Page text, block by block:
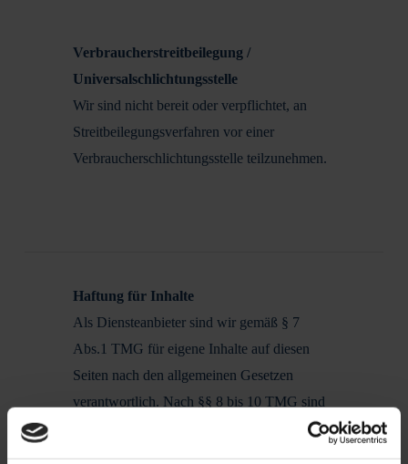
Verbraucherstreitbeilegung /
Universalschlichtungsstelle
Wir sind nicht bereit oder verpflichtet, an
Streitbeilegungsverfahren vor einer
Verbraucherschlichtungsstelle teilzunehmen.
Haftung für Inhalte
Als Diensteanbieter sind wir gemäß § 7
Abs.1 TMG für eigene Inhalte auf diesen
Seiten nach den allgemeinen Gesetzen
verantwortlich. Nach §§ 8 bis 10 TMG sind